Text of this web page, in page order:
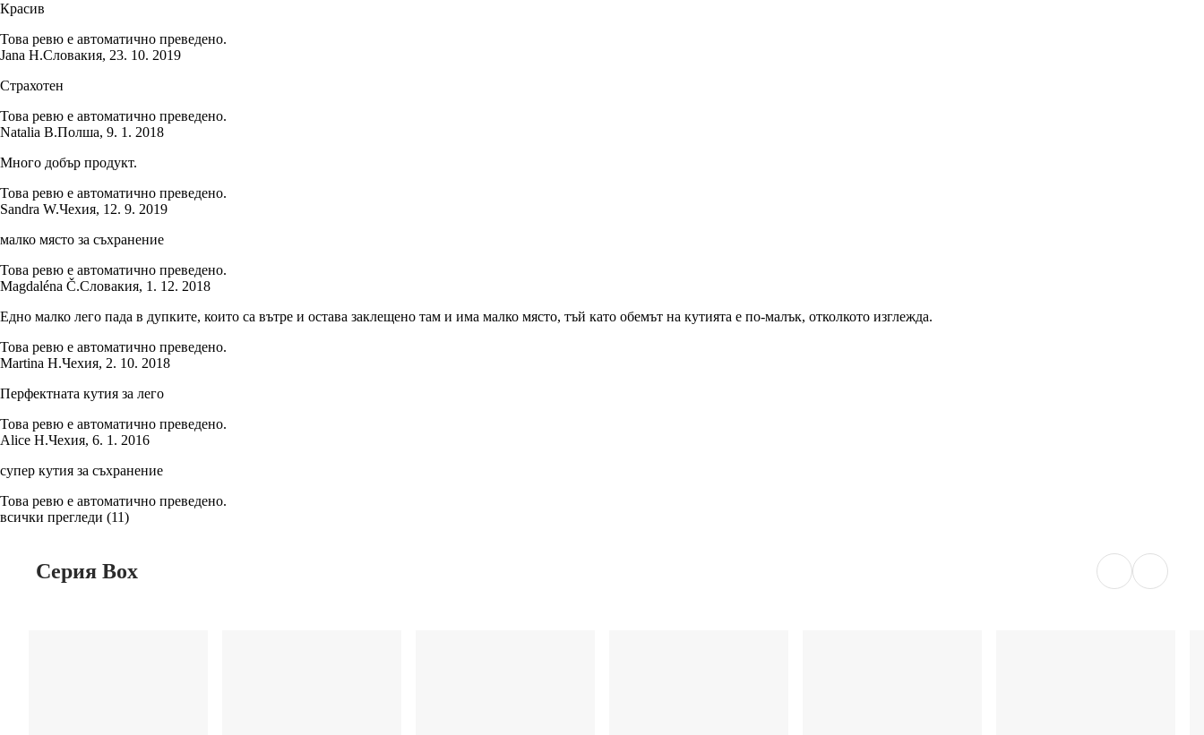
Красив
Това ревю е автоматично преведено.
Jana H.Словакия, 23. 10. 2019
Страхотен
Това ревю е автоматично преведено.
Natalia B.Полша, 9. 1. 2018
Много добър продукт.
Това ревю е автоматично преведено.
Sandra W.Чехия, 12. 9. 2019
малко място за съхранение
Това ревю е автоматично преведено.
Magdaléna Č.Словакия, 1. 12. 2018
Едно малко лего пада в дупките, които са вътре и остава заклещено там и има малко място, тъй като обемът на кутията е по-малък, отколкото изглежда.
Това ревю е автоматично преведено.
Martina H.Чехия, 2. 10. 2018
Перфектната кутия за лего
Това ревю е автоматично преведено.
Alice H.Чехия, 6. 1. 2016
супер кутия за съхранение
Това ревю е автоматично преведено.
всички прегледи (11)
Серия Box